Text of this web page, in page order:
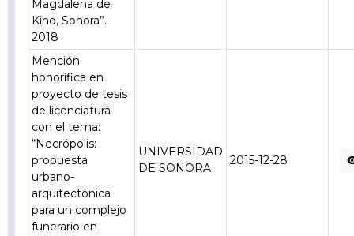
Magdalena de
Kino, Sonora”.
2018
Mención
honorífica en
proyecto de tesis
de licenciatura
con el tema:
“Necrópolis:
propuesta
urbano-
arquitectónica
para un complejo
funerario en
UNIVERSIDAD
DE SONORA
2015-12-28